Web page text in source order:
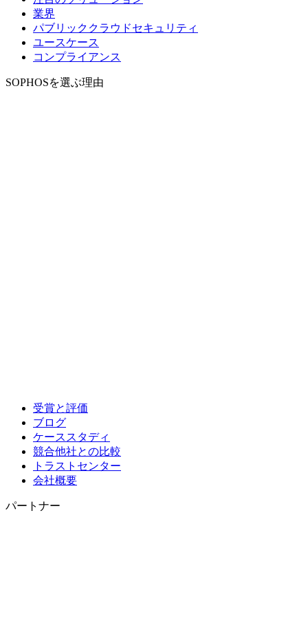
業界
パブリッククラウドセキュリティ
ユースケース
コンプライアンス
SOPHOSを選ぶ理由
受賞と評価
ブログ
ケーススタディ
競合他社との比較
トラストセンター
会社概要
パートナー